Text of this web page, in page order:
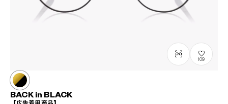
109
BACK in BLACK